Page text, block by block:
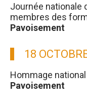
Journée nationale
membres des
Pavoisement
18
Hommage
Pavoisement